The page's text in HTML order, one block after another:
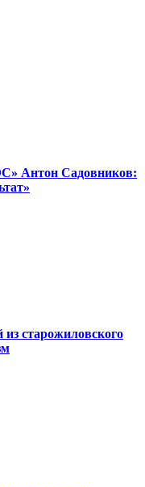
Антон Садовников:
старожиловского